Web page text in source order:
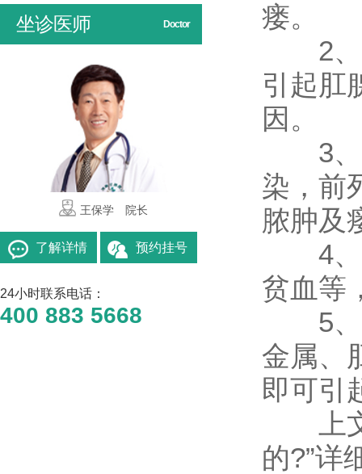
坐诊医师 Doctor
赵秀英 主任 石县英 主任
了解详情 预约挂号
24小时联系电话：
400 883 5668
瘘。
2、肛
引起肛
因。
3、内
染，前
脓肿及
4、一
贫血等
5、直
金属、
即可引
上文
的?”详